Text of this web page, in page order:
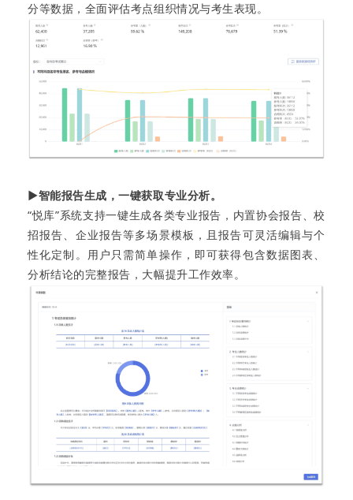
分等数据，全面评估考点组织情况与考生表现。
▶智能报告生成，一键获取专业分析。
“悦库”系统支持一键生成各类专业报告，内置协会报告、校
招报告、企业报告等多场景模板，且报告可灵活编辑与个
性化定制。用户只需简单操作，即可获得包含数据图表、
分析结论的完整报告，大幅提升工作效率。